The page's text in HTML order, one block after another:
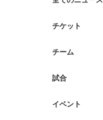
チケット
チーム
試合
イベント